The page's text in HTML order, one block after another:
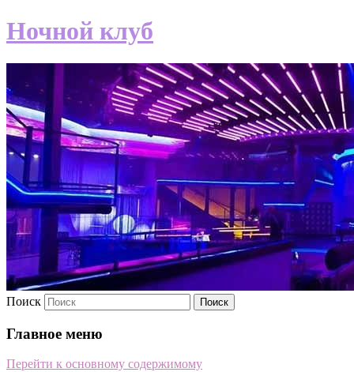
Ночной клуб
Поиск
Главное меню
Перейти к основному содержимому